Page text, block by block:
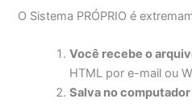
O Sistema PRÓPRIO é
Você recebe o
HTML por e-mail ou
Salva no computador